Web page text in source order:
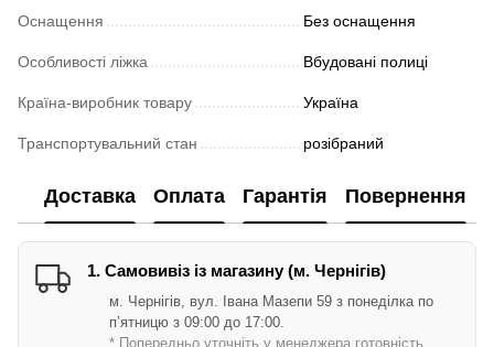
Оснащення Без оснащення
Особливості ліжка Вбудовані полиці
Країна-виробник товару Україна
Транспортувальний стан розібраний
Доставка Оплата Гарантія Повернення
1. Самовивіз із магазину (м. Чернігів)
м. Чернігів, вул. Івана Мазепи 59 з понеділка по
п’ятницю з 09:00 до 17:00.
* Попередньо уточніть у менеджера готовність